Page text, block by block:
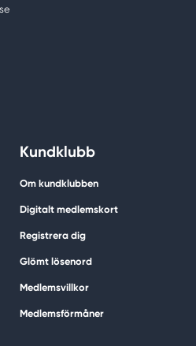
Kundklubb
Om kundklubben
Digitalt medlemskort
Registrera dig
Glömt lösenord
Medlemsvillkor
Medlemsförmåner